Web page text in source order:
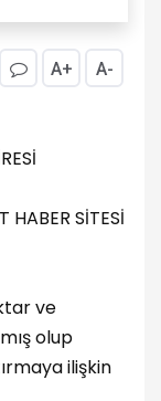
A+ A-
HABER SİTESİ
ve
olup
ilişkin